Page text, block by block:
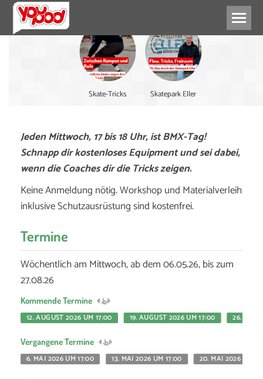
Skate-Tricks Skatepark Eller
Jeden Mittwoch, 17 bis 18 Uhr,ist BMX-Tag!
Schnapp dir kostenloses Equipment und sei dabei,
wenn die Coaches dir die Tricks zeigen.
Keine Anmeldung nötig. Workshop und Materialverleih
inklusive Schutzausrüstung sind kostenfrei.
Termine
Wöchentlich am Mittwoch, ab dem 06.05.26, bis zum
27.08.26
Kommende Termine
12. AUGUST 2026 UM 17:00
19. AUGUST 2026 UM 17:00 26.
Vergangene Termine
6. MAI 2026 UM 17:00
13. MAI 2026 UM 17:00 20. MAI 2026 UM